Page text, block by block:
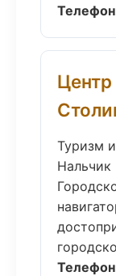
Туризм
Нальчик